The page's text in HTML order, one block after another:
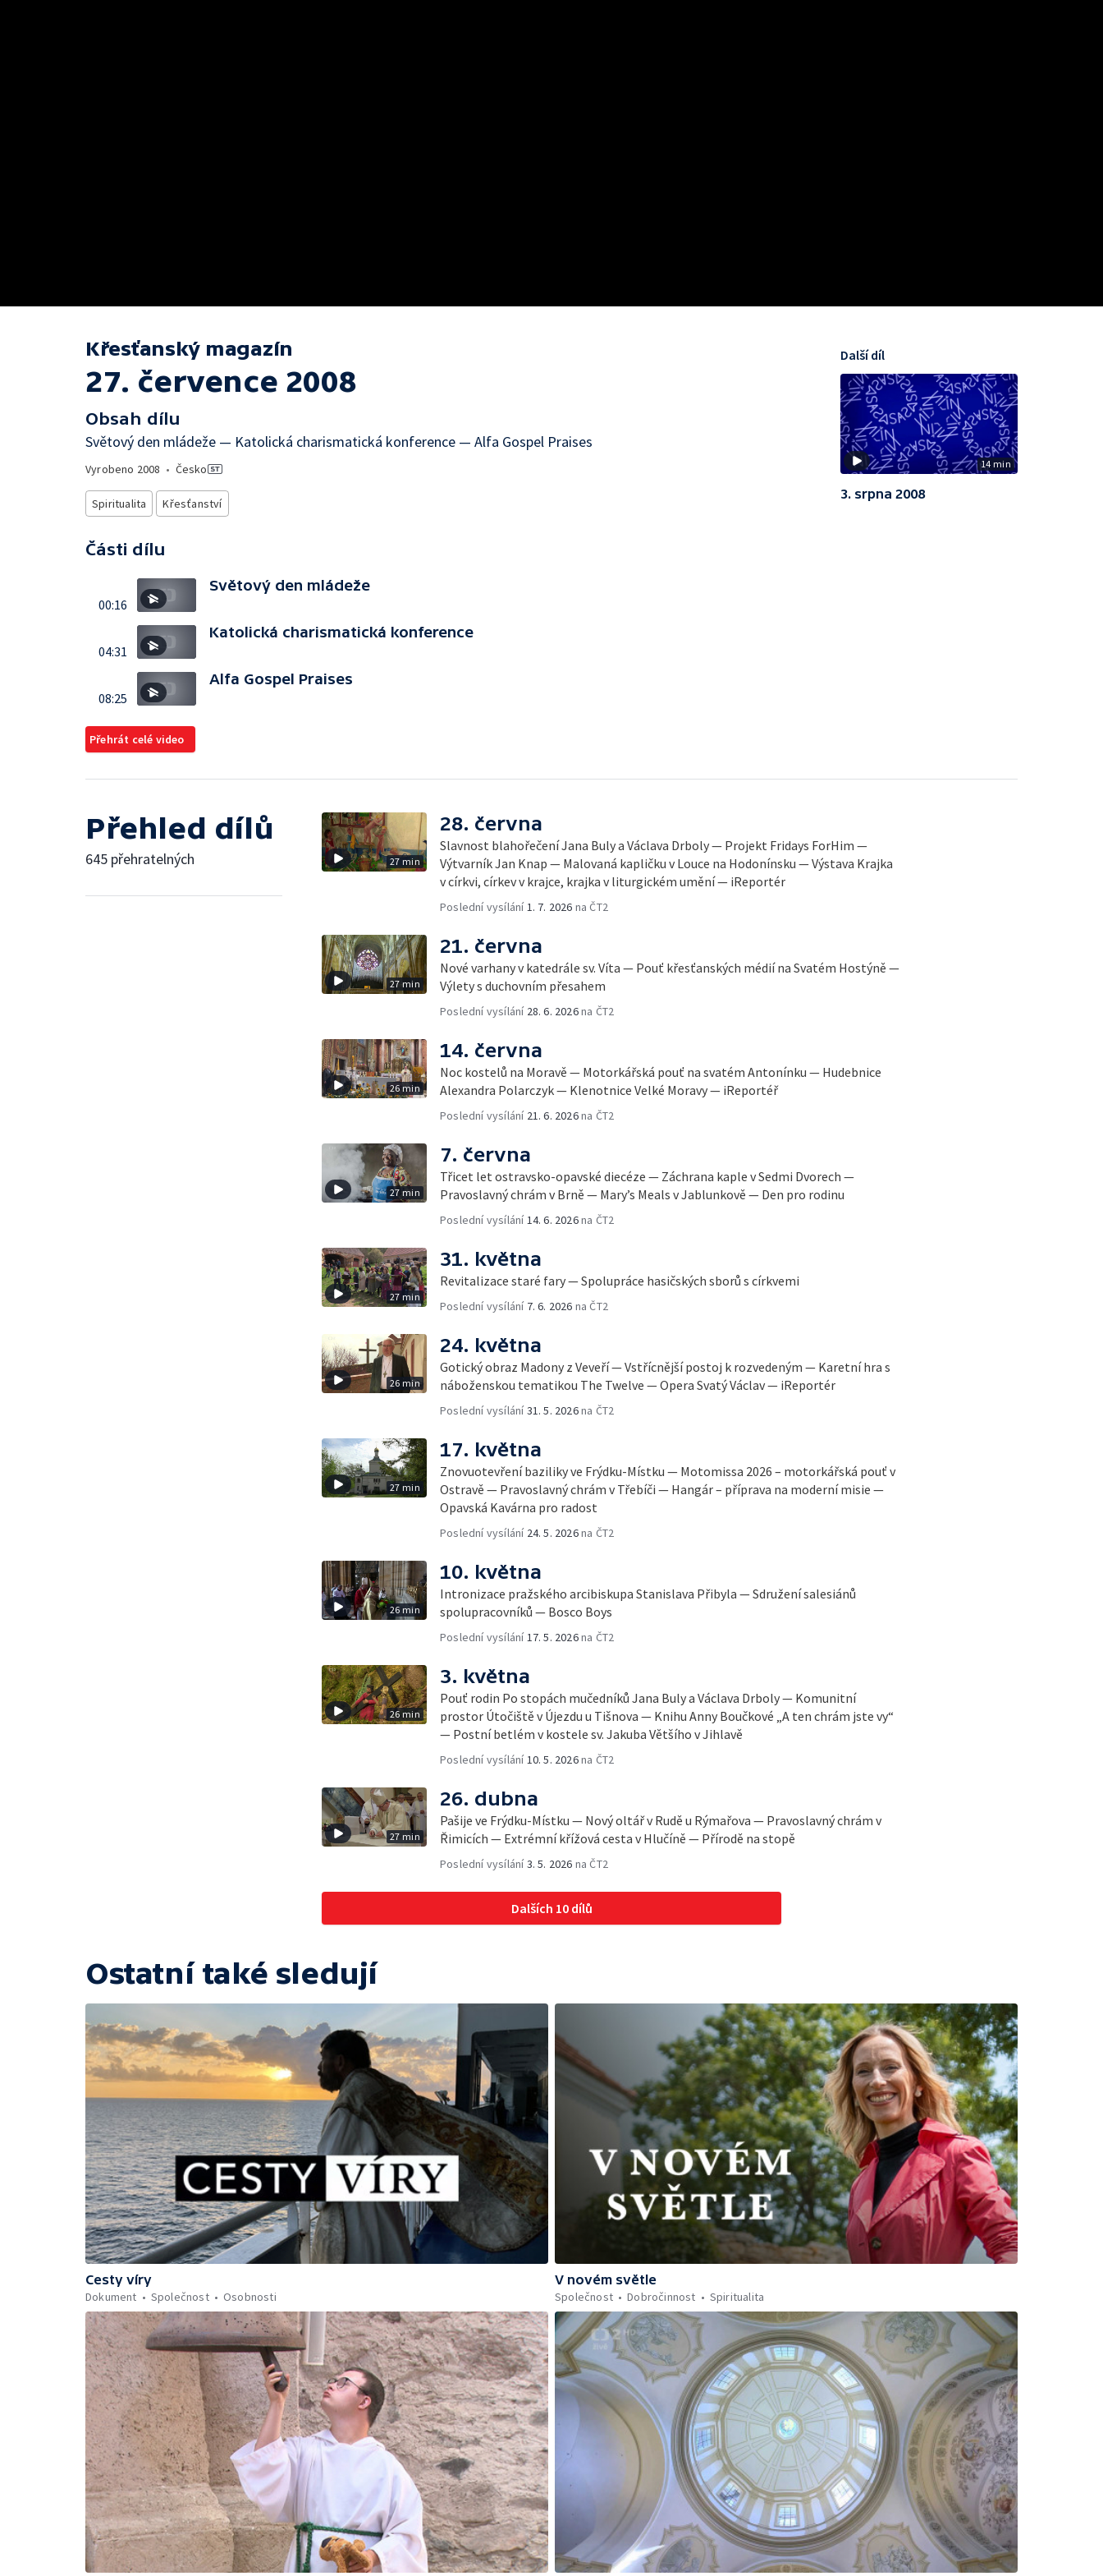
Křesťanský magazín
27. července 2008
Obsah dílu
Světový den mládeže — Katolická charismatická konference — Alfa Gospel Praises
Vyrobeno 2008 • Česko
Spiritualita Křesťanství
Části dílu
00:16
Světový den mládeže
04:31
Katolická charismatická konference
08:25
Alfa Gospel Praises
Přehrát celé video
14 min
Další díl
3. srpna 2008
Přehled dílů
645 přehratelných 27 min
28. června
Slavnost blahořečení Jana Buly a Václava Drboly — Projekt Fridays ForHim —
Výtvarník Jan Knap — Malovaná kapličku v Louce na Hodonínsku — Výstava Krajka
v církvi, církev v krajce, krajka v liturgickém umění — iReportér
Poslední vysílání1. 7. 2026 na ČT2
27 min
21. června
Nové varhany v katedrále sv. Víta — Pouť křesťanských médií na Svatém Hostýně —
Výlety s duchovním přesahem
Poslední vysílání 28. 6. 2026na ČT2
26 min
14. června
Noc kostelů na Moravě — Motorkářská pouť na svatém Antonínku — Hudebnice
Alexandra Polarczyk — Klenotnice Velké Moravy — iReportéř
Poslední vysílání 21. 6. 2026na ČT2
27 min
7. června
Třicet let ostravsko-opavské diecéze — Záchrana kaple v Sedmi Dvorech —
Pravoslavný chrám v Brně — Mary’s Meals v Jablunkově — Den pro rodinu
Poslední vysílání14. 6. 2026na ČT2
27 min
31. května
Revitalizace staré fary — Spolupráce hasičských sborů s církvemi
Poslední vysílání 7. 6. 2026 na ČT2
26 min
24. května
Gotický obraz Madony z Veveří — Vstřícnější postoj k rozvedeným — Karetní hra s
náboženskou tematikou The Twelve — Opera Svatý Václav — iReportér
Poslední vysílání31. 5. 2026na ČT2
27 min
17. května
Znovuotevření baziliky ve Frýdku-Místku — Motomissa 2026 – motorkářská pouť v
Ostravě — Pravoslavný chrám v Třebíči — Hangár – příprava na moderní misie —
Opavská Kavárna pro radost
Poslední vysílání 24. 5. 2026na ČT2
26 min
10. května
Intronizace pražského arcibiskupa Stanislava Přibyla — Sdružení salesiánů
spolupracovníků — Bosco Boys
Poslední vysílání17. 5. 2026na ČT2
26 min
3. května
Pouť rodin Po stopách mučedníků Jana Buly a Václava Drboly — Komunitní
prostor Útočiště v Újezdu u Tišnova — Knihu Anny Boučkové „A ten chrám jste vy“
— Postní betlém v kostele sv. Jakuba Většího v Jihlavě
Poslední vysílání10. 5. 2026na ČT2
27 min
26. dubna
Pašije ve Frýdku-Místku — Nový oltář v Rudě u Rýmařova — Pravoslavný chrám v
Řimicích — Extrémní křížová cesta v Hlučíně — Přírodě na stopě
Poslední vysílání3. 5. 2026 na ČT2
Dalších 10 dílů
Ostatní také sledují
Cesty víry
Dokument
Společnost Osobnosti
V novém světle
Společnost
Dobročinnost Spiritualita